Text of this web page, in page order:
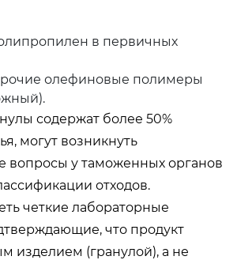
в первичных
олефиновые полимеры
содержат более 50%
могут возникнуть
вопросы у таможенных органов
отходов.
четкие лабораторные
что продукт
изделием (гранулой), а не